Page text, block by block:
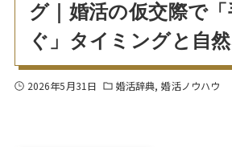
グ｜婚活の仮交際で
ぐ」タイミングと自
2026年5月31日 婚活辞典 婚活ノウハウ